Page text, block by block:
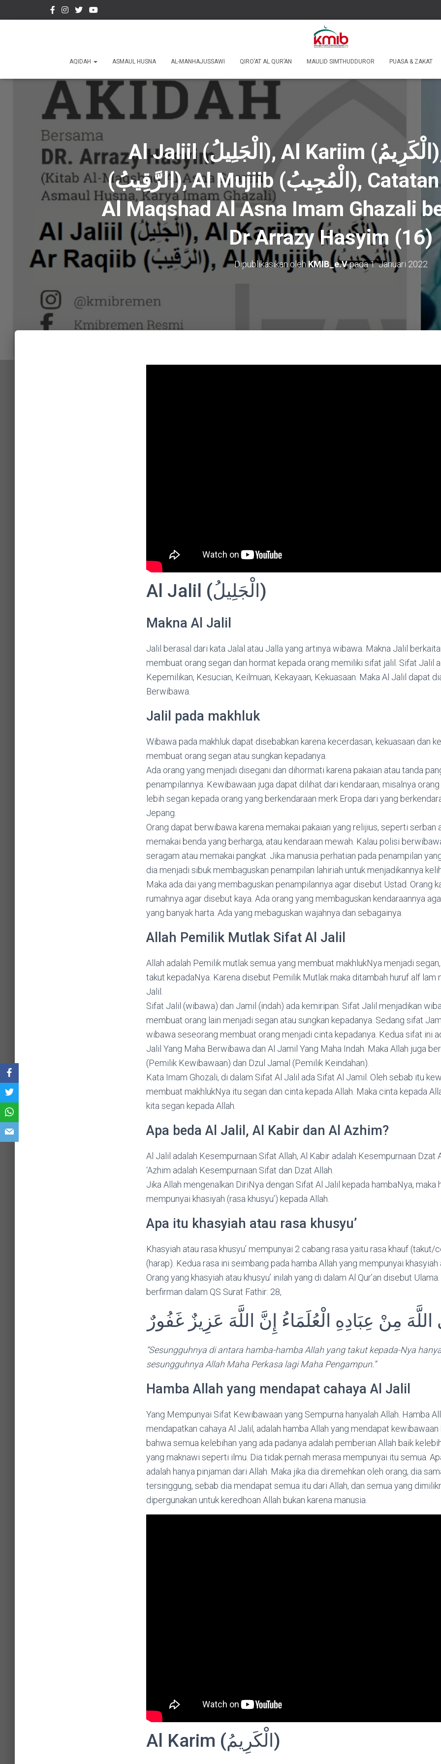
AQIDAH ASMAUL HUSNA AL-MANHAJUSSAWI QIRO’AT AL QUR’AN MAULID SIMTHUDDUROR PUASA & ZAKAT
Al Jaliil (الْجَلِيلُ), Al Kariim (الْكَرِيمُ), Ar Raqiib
(الرَّقِيبُ), Al Mujiib (الْمُجِيبُ), Catatan Kajian Kitab
Al Maqshad Al Asna Imam Ghazali
Dr Arrazy Hasyim (16)
Dipublikasikan oleh KMIB_e.Vpada1. Januari 2022
Al Jalil (الْجَلِيلُ)
Makna Al Jalil
Jalil berasal dari kata Jalal atau Jalla yang artinya wibawa. Makna Jalil
membuat orang segan dan hormat kepada orang memiliki sifat jalil. Sifat Jalil
Kepemilikan, Kesucian, Keilmuan, Kekayaan, Kekuasaan. Maka Al Jalil dapat
Berwibawa.
Jalil pada makhluk
Wibawa pada makhluk dapat disebabkan karena kecerdasan, kekuasaan dan
membuat orang segan atau sungkan kepadanya.
Ada orang yang menjadi disegani dan dihormati karena pakaian atau tanda
penampilannya. Kewibawaan juga dapat dilihat dari kendaraan, misalnya
lebih segan kepada orang yang berkendaraan merk Eropa dari yang
Jepang.
Orang dapat berwibawa karena memakai pakaian yang relijius, seperti serban
memakai benda yang berharga, atau kendaraan mewah. Kalau polisi
seragam atau memakai pangkat. Jika manusia perhatian pada penampilan
dia menjadi sibuk membaguskan penampilan lahiriah untuk menjadikannya
Maka ada dai yang membaguskan penampilannya agar disebut Ustad. Orang
rumahnya agar disebut kaya. Ada orang yang membaguskan kendaraannya
yang banyak harta. Ada yang mebaguskan wajahnya dan sebagainya.
Allah Pemilik Mutlak Sifat Al Jalil
Allah adalah Pemilik mutlak semua yang membuat makhlukNya menjadi
takut kepadaNya. Karena disebut Pemilik Mutlak maka ditambah huruf alf lam
Jalil.
Sifat Jalil (wibawa) dan Jamil (indah) ada kemiripan. Sifat Jalil menjadikan
membuat orang lain menjadi segan atau sungkan kepadanya. Sedang sifat
wibawa seseorang membuat orang menjadi cinta kepadanya. Kedua sifat ini
Jalil Yang Maha Berwibawa dan Al Jamil Yang Maha Indah. Maka Allah juga
(Pemilik Kewibawaan) dan Dzul Jamal (Pemilik Keindahan).
Kata Imam Ghozali, di dalam Sifat Al Jalil ada Sifat Al Jamil. Oleh sebab itu
membuat makhlukNya itu segan dan cinta kepada Allah. Maka cinta kepada
kita segan kepada Allah.
Apa beda Al Jalil, Al Kabir dan Al Azhim?
Al Jalil adalah Kesempurnaan Sifat Allah, Al Kabir adalah Kesempurnaan Dzat
‘Azhim adalah Kesempurnaan Sifat dan Dzat Allah.
Jika Allah mengenalkan DiriNya dengan Sifat Al Jalil kepada hambaNya, maka
mempunyai khasiyah (rasa khusyu’) kepada Allah.
Apa itu khasyiah atau rasa khusyu’
Khasyiah atau rasa khusyu’ mempunyai 2 cabang rasa yaitu rasa khauf (takut/
(harap). Kedua rasa ini seimbang pada hamba Allah yang mempunyai khasyiah
Orang yang khasyiah atau khusyu’ inilah yang di dalam Al Qur’an disebut Ulama.
berfirman dalam QS Surat Fathir: 28,
مِنْ عِبَادِهِ الْعُلَمَاءُ إِنَّ اللَّهَ عَزِيزٌ غَفُورٌ
“Sesungguhnya di antara hamba-hamba Allah yang takut kepada-Nya
sesungguhnya Allah Maha Perkasa lagi Maha Pengampun.”
Hamba Allah yang mendapat cahaya Al Jalil
Yang Mempunyai Sifat Kewibawaan yang Sempurna hanyalah Allah. Hamba
mendapatkan cahaya Al Jalil, adalah hamba Allah yang mendapat kewibawaan
bahwa semua kelebihan yang ada padanya adalah pemberian Allah baik
yang maknawi seperti ilmu. Dia tidak pernah merasa mempunyai itu semua.
adalah hanya pinjaman dari Allah. Maka jika dia diremehkan oleh orang, dia
tersinggung, sebab dia mendapat semua itu dari Allah, dan semua yang
dipergunakan untuk keredhoan Allah bukan karena manusia.
Al Karim (الْكَرِيمُ)